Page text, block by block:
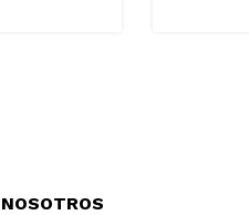
NOSOTROS